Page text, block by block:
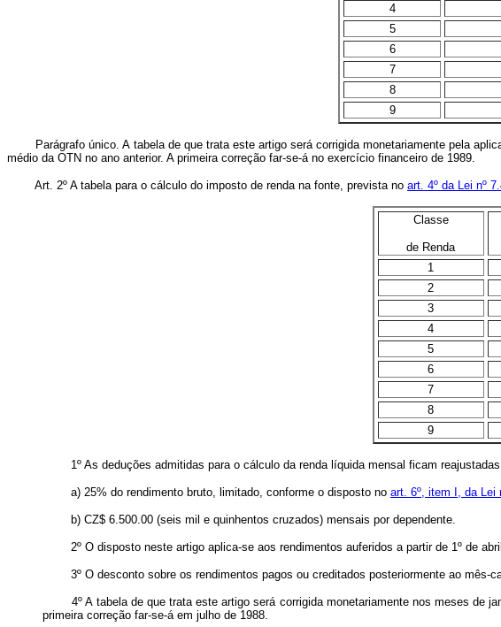
4
5
6
7
8
9
Parágrafo único. A tabela de que trata este artigo será corrigida monetariamente pela
médio da OTN no ano anterior. A primeira correção far-se-á no exercício financeiro de 1989.
Art. 2º A tabela para o cálculo do imposto de renda na fonte, prevista no art. 4º da Lei nº
Classe
de Renda
1
2
3
4
5
6
7
8
9
1º As deduções admitidas para o cálculo da renda líquida mensal ficam reajustadas
a) 25% do rendimento bruto, limitado, conforme o disposto no art. 6º, item I, da Lei
b) CZ$ 6.500.00 (seis mil e quinhentos cruzados) mensais por dependente.
2º O disposto neste artigo aplica-se aos rendimentos auferidos a partir de 1º de abril
3º O desconto sobre os rendimentos pagos ou creditados posteriormente ao mês-
4º A tabela de que trata este artigo será corrigida monetariamente nos meses de
primeira correção far-se-á em julho de 1988.